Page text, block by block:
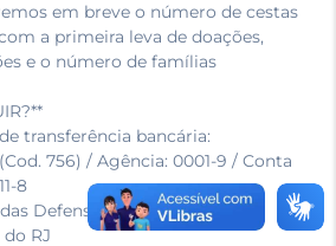
em breve o número de cestas
a primeira leva de doações,
e o número de famílias
transferência bancária:
756) / Agência: 0001-9 / Conta
8
Defensoras e Defensores
RJ